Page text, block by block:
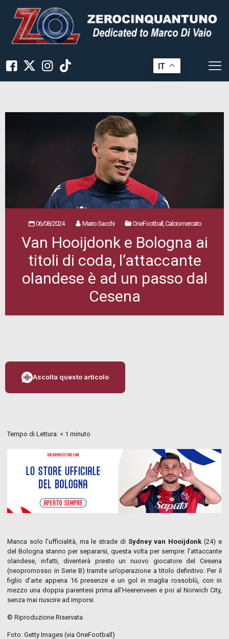
IT
06/08/2024 Mario Sacchi OneFootball, Calciomercato
Van Hooijdonk e Bologna ai
titoli di coda, l’attaccante
olandese è ad un passo dal
Cesena
Ascolta questo articolo
Tempo di Lettura: < 1 minuto
Manca solo l’ufficialità, ma le strade di Sydney van Hooijdonk (24) e
del Bologna stanno per separarsi, questa volta per sempre: l’attaccante
olandese, infatti, diventerà presto un nuovo giocatore del Cesena
(neopromosso in Serie B) tramite un’operazione a titolo definitivo. Per il
figlio d’arte appena 16 presenze e un gol in maglia rossoblù, con in
mezzo una doppia parentesi prima all’Heerenveen e poi al Norwich City,
senza mai riuscire ad imporsi.
© Riproduzione Riservata
Foto: Getty Images (via OneFootball)